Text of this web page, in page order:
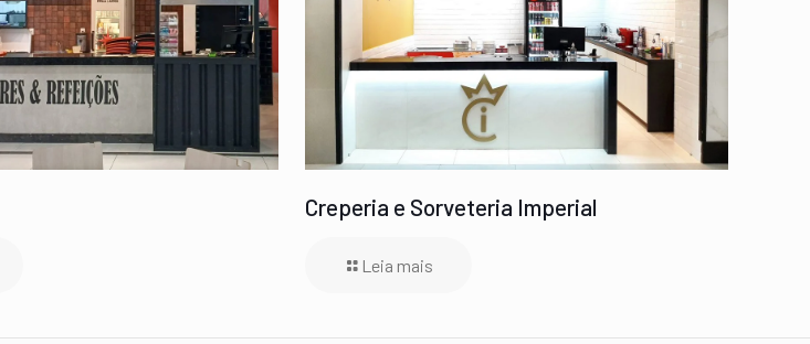
Creperia e Sorveteria Imperial
Leia mais